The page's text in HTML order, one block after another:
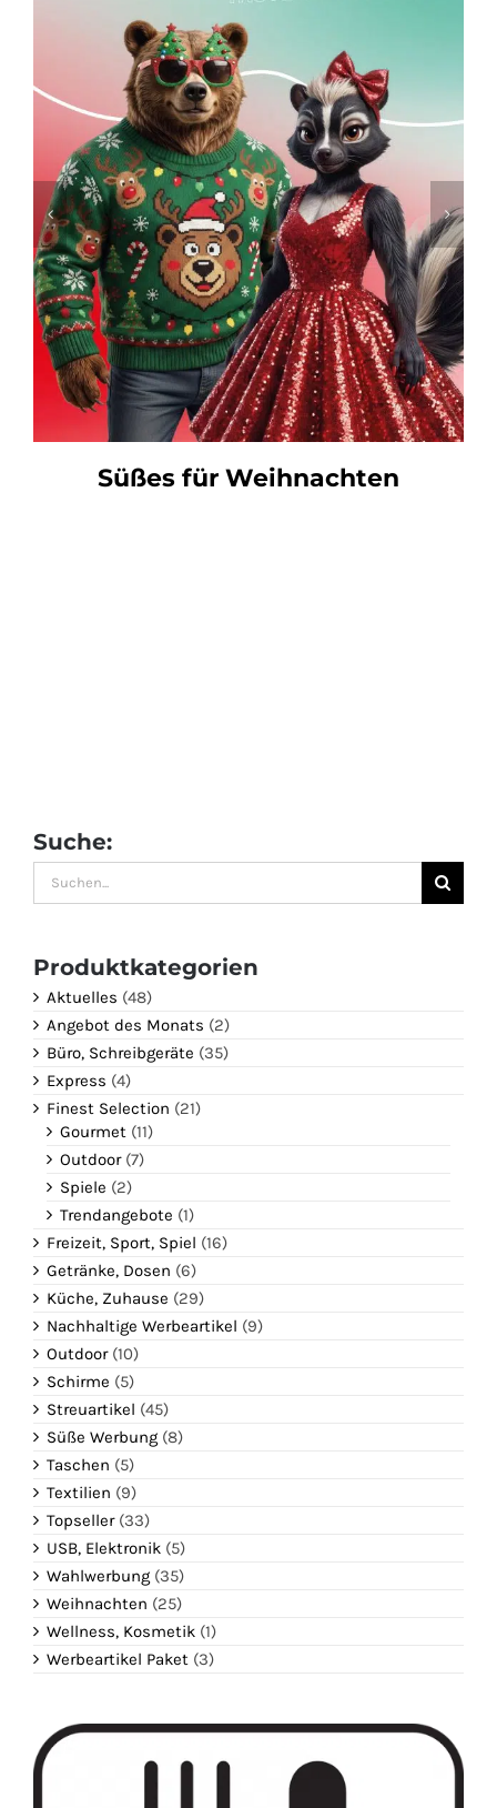
Süßes für Weihnachten
Suche:
nach:
Produktkategorien
Aktuelles (48)
Angebot des Monats (2)
Büro, Schreibgeräte (35)
Express (4)
Finest Selection (21)
Gourmet (11)
Outdoor (7)
Spiele (2)
Trendangebote (1)
Freizeit, Sport, Spiel (16)
Getränke, Dosen (6)
Küche, Zuhause (29)
Nachhaltige Werbeartikel (9)
Outdoor (10)
Schirme (5)
Streuartikel (45)
Süße Werbung (8)
Taschen (5)
Textilien (9)
Topseller (33)
USB, Elektronik (5)
Wahlwerbung (35)
Weihnachten (25)
Wellness, Kosmetik (1)
Werbeartikel Paket (3)